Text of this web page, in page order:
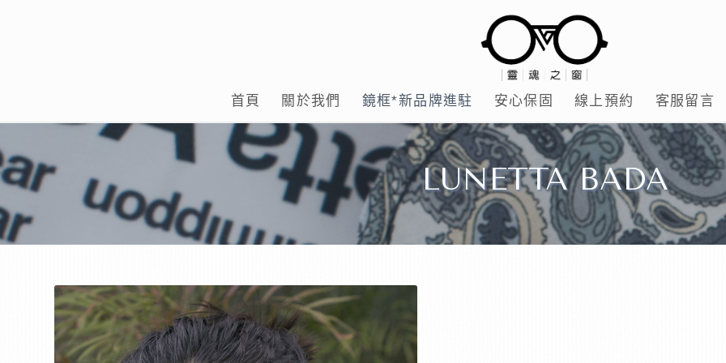
首頁 關於我們 鏡框*新品牌進駐 安心保固 線上預約 客服留言
LUNETTA BADA